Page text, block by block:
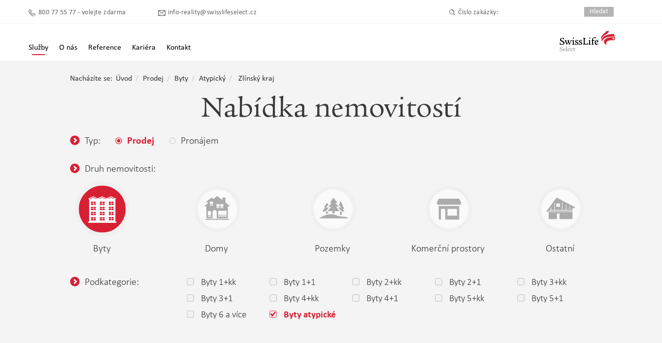
800 77 55 77 - volejte zdarma info-reality@swisslifeselect.cz Číslo zakázky:
Služby O nás Reference Kariéra Kontakt
Nacházíte se: Úvod Prodej Byty Atypický Zlínský kraj
Nabídka nemovitostí
Typ: Prodej Pronájem
Druh nemovitosti:
Byty Domy Pozemky Komerční prostory Ostatní
Podkategorie: Byty 1+kk Byty 1+1 Byty 2+kk Byty 2+1
Byty 3+kk
Byty 3+1
Byty 4+kk Byty 4+1 Byty 5+kk
Byty 5+1
Byty 6 a více
Byty atypické